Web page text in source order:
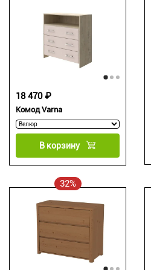
Комод Varna
18 470 ₽
В корзину
32%